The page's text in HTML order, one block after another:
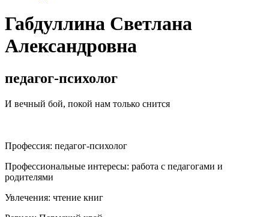
Габдуллина Светлана
Александровна
педагог-психолог
И вечный бой, покой нам только снится
Профессия: педагог-психолог
Профессиональные интересы: работа с педагогами и
родителями
Увлечения: чтение книг